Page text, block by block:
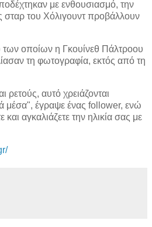
με ενθουσιασμό, την
σταρ του Χόλιγουντ προβάλλουν
των οποίων η Γκουίνεθ Πάλτροου
τη φωτογραφία, εκτός από τη
ρετούς, αυτό χρειάζονται
μέσα", έγραψε ένας follower, ενώ
αγκαλιάζετε την ηλικία σας με